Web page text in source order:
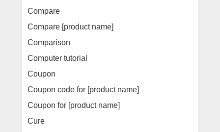
Compare
Compare [product name]
Comparison
Computer tutorial
Coupon
Coupon code for [product name]
Coupon for [product name]
Cure